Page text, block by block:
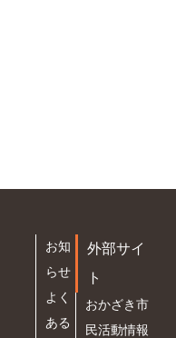
お知
らせ
よく
ある
外部サイ
ト
おかざき市
民活動情報